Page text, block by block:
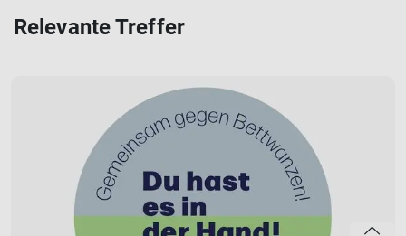
Relevante Treffer